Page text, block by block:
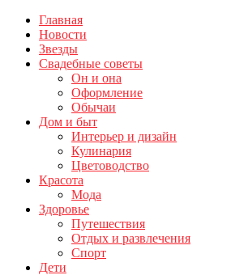
Главная
Новости
Звезды
Свадебные советы
Он и она
Оформление
Обычаи
Дом и быт
Интерьер и дизайн
Кулинария
Цветоводство
Красота
Мода
Здоровье
Путешествия
Отдых и развлечения
Спорт
Дети